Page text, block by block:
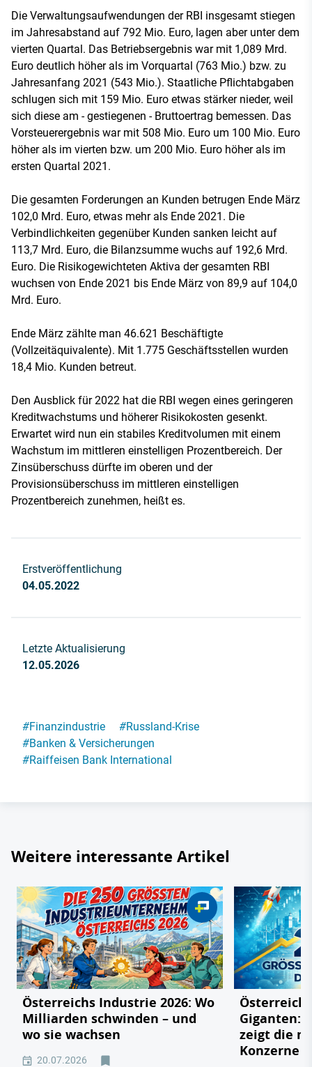
Die Verwaltungsaufwendungen der RBI insgesamt stiegen
im Jahresabstand auf 792 Mio. Euro, lagen aber unter dem
vierten Quartal. Das Betriebsergebnis war mit 1,089 Mrd.
Euro deutlich höher als im Vorquartal (763 Mio.) bzw. zu
Jahresanfang 2021 (543 Mio.). Staatliche Pflichtabgaben
schlugen sich mit 159 Mio. Euro etwas stärker nieder, weil
sich diese am - gestiegenen - Bruttoertrag bemessen. Das
Vorsteuerergebnis war mit 508 Mio. Euro um 100 Mio. Euro
höher als im vierten bzw. um 200 Mio. Euro höher als im
ersten Quartal 2021.
Die gesamten Forderungen an Kunden betrugen Ende März
102,0 Mrd. Euro, etwas mehr als Ende 2021. Die
Verbindlichkeiten gegenüber Kunden sanken leicht auf
113,7 Mrd. Euro, die Bilanzsumme wuchs auf 192,6 Mrd.
Euro. Die Risikogewichteten Aktiva der gesamten RBI
wuchsen von Ende 2021 bis Ende März von 89,9 auf 104,0
Mrd. Euro.
Ende März zählte man 46.621 Beschäftigte
(Vollzeitäquivalente). Mit 1.775 Geschäftsstellen wurden
18,4 Mio. Kunden betreut.
Den Ausblick für 2022 hat die RBI wegen eines geringeren
Kreditwachstums und höherer Risikokosten gesenkt.
Erwartet wird nun ein stabiles Kreditvolumen mit einem
Wachstum im mittleren einstelligen Prozentbereich. Der
Zinsüberschuss dürfte im oberen und der
Provisionsüberschuss im mittleren einstelligen
Prozentbereich zunehmen, heißt es.
Erstveröffentlichung
04.05.2022
Letzte Aktualisierung
12.05.2026
#Finanzindustrie #Russland-Krise
#Banken & Versicherungen
#Raiffeisen Bank International
Weitere interessante Artikel
Österreichs Industrie 2026: Wo
Milliarden schwinden – und
wo sie wachsen
20.07.2026
Giganten:
zeigt die
Konzerne